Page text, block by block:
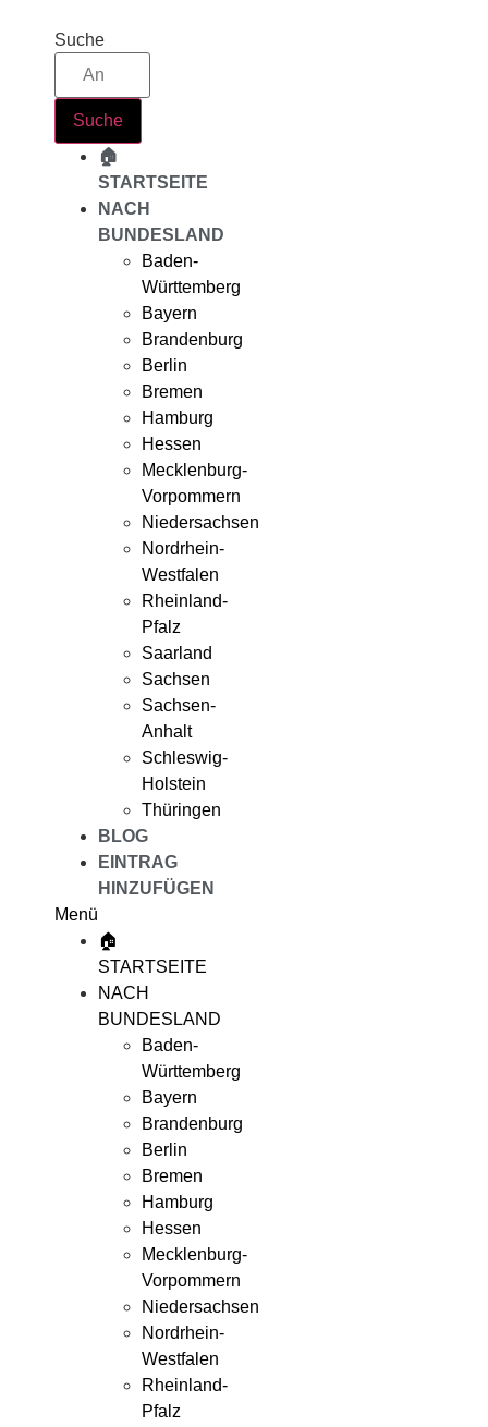
Suche
Suche
🏠
STARTSEITE
NACH
BUNDESLAND
Baden-
Württemberg
Bayern
Brandenburg
Berlin
Bremen
Hamburg
Hessen
Mecklenburg-
Vorpommern
Niedersachsen
Nordrhein-
Westfalen
Rheinland-
Pfalz
Saarland
Sachsen
Sachsen-
Anhalt
Schleswig-
Holstein
Thüringen
BLOG
EINTRAG
HINZUFÜGEN
Menü
🏠
STARTSEITE
NACH
BUNDESLAND
Baden-
Württemberg
Bayern
Brandenburg
Berlin
Bremen
Hamburg
Hessen
Mecklenburg-
Vorpommern
Niedersachsen
Nordrhein-
Westfalen
Rheinland-
Pfalz